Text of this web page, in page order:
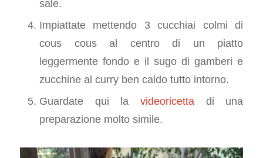
sale.
Impiattate mettendo 3 cucchiai colmi di
cous cous al centro di un piatto
leggermente fondo e il sugo di gamberi e
zucchine al curry ben caldo tutto intorno.
Guardate qui lavideoricetta di una
preparazione molto simile.